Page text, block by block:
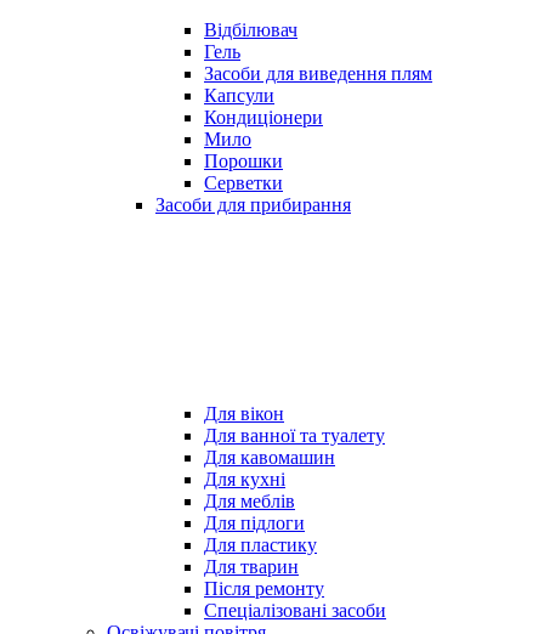
Відбілювач
Гель
Засоби для виведення плям
Капсули
Кондиціонери
Мило
Порошки
Серветки
Засоби для прибирання
Для вікон
Для ванної та туалету
Для кавомашин
Для кухні
Для меблів
Для підлоги
Для пластику
Для тварин
Після ремонту
Спеціалізовані засоби